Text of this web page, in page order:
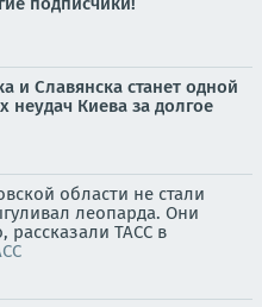
и Славянска станет одной
неудач Киева за долгое
области не стали
леопарда. Они
рассказали ТАСС в